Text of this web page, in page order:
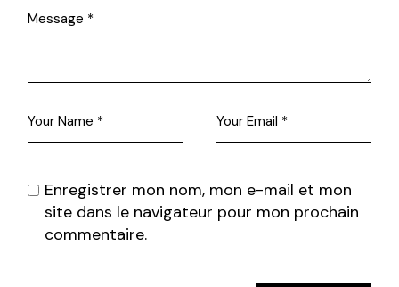
Enregistrer mon nom, mon e-mail et mon
site dans le navigateur pour mon prochain
commentaire.